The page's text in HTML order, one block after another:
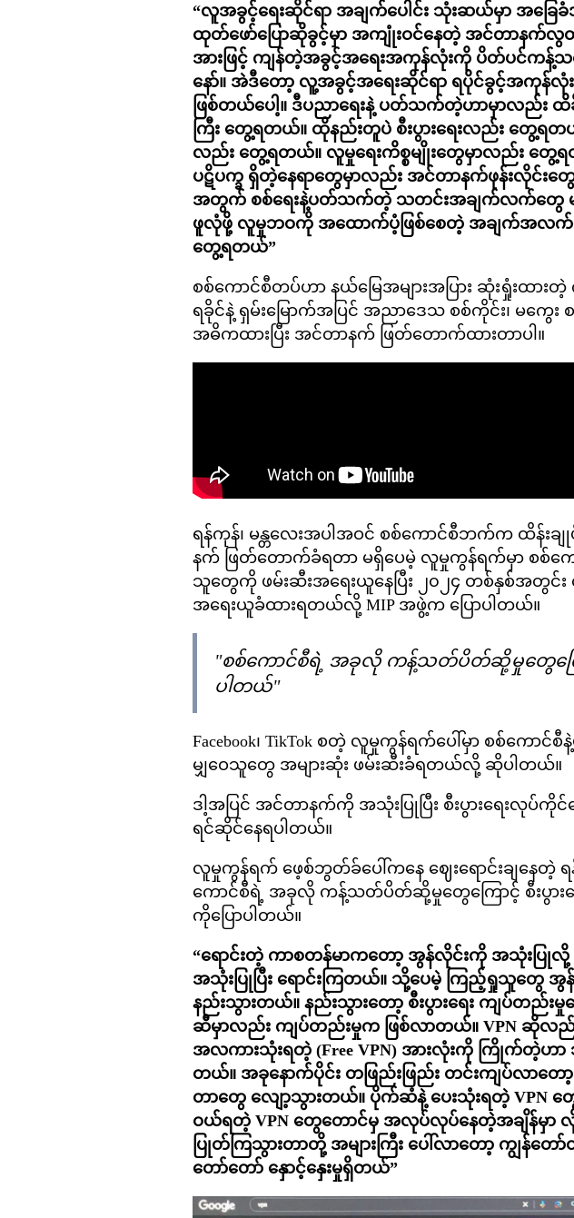
“လူအခွင့်ရေးဆိုင်ရာ အချက်ပေါင်း သုံးဆယ်မှာ အခြ
ထုတ်ဖော်ပြောဆိုခွင့်မှာ အကျုံးဝင်နေတဲ့ အင်တာနက်
အားဖြင့် ကျန်တဲ့အခွင့်အရေးအကုန်လုံးကို ပိတ်ပင်ကန့်
နော်။ အဲဒီတော့ လူ့အခွင့်အရေးဆိုင်ရာ ရပိုင်ခွင့်အကုန်လုံး
ဖြစ်တယ်ပေါ့။ ဒီပညာရေးနဲ့ ပတ်သက်တဲ့ဟာမှာလည်း ထိ
ကြီး တွေ့ရတယ်။ ထိုနည်းတူပဲ စီးပွားရေးလည်း တွေ့ရတယ်။
လည်း တွေ့ရတယ်။ လူမှုရေးကိစ္စမျိုးတွေမှာလည်း တွေ့
ပဋိပက္ခ ရှိတဲ့နေရာတွေမှာလည်း အင်တာနက်ဖုန်းလိုင်းတွ
အတွက် စစ်ရေးနဲ့ပတ်သက်တဲ့ သတင်းအချက်လက်တွေ
ဖူလုံဖို့ လူမှုဘဝကို အထောက်ပံ့ဖြစ်စေတဲ့ အချက်အလက်တွ
တွေ့ရတယ်”
စစ်ကောင်စီတပ်ဟာ နယ်မြေအများအပြား ဆုံးရှုံးထားတဲ့
ရခိုင်နဲ့ ရှမ်းမြောက်အပြင် အညာဒေသ စစ်ကိုင်း၊ မကွ
အဓိကထားပြီး အင်တာနက် ဖြတ်တောက်ထားတာပါ။
ရန်ကုန်၊ မန္တလေးအပါအဝင် စစ်ကောင်စီဘက်က ထိန်း
နက် ဖြတ်တောက်ခံရတာ မရှိပေမဲ့ လူမှုကွန်ရက်မှာ စစ်ကော
သူတွေကို ဖမ်းဆီးအရေးယူနေပြီး ၂၀၂၄ တစ်နှစ်အတွင်း လူ
အရေးယူခံထားရတယ်လို့ MIP အဖွဲ့က ပြောပါတယ်။
"စစ်ကောင်စီရဲ့ အခုလို ကန့်သတ်ပိတ်ဆို့မှုတွေကြေ
ပါတယ်"
Facebook၊ TikTok စတဲ့ လူမှုကွန်ရက်ပေါ်မှာ စစ်ကောင်စီ
မျှဝေသူတွေ အများဆုံး ဖမ်းဆီးခံရတယ်လို့ ဆိုပါတယ်။
ဒါ့အပြင် အင်တာနက်ကို အသုံးပြုပြီး စီးပွားရေးလု
ရင်ဆိုင်နေရပါတယ်။
လူမှုကွန်ရက် ဖေ့စ်ဘွတ်ခ်ပေါ်ကနေ ဈေးရောင်းချနေတဲ့
ကောင်စီရဲ့ အခုလို ကန့်သတ်ပိတ်ဆို့မှုတွေကြောင့် စီးပွား
ကိုပြောပါတယ်။
“ရောင်းတဲ့ ကာစတန်မာကတော့ အွန်လိုင်းကို အသုံးပြု
အသုံးပြုပြီး ရောင်းကြတယ်။ သို့ပေမဲ့ ကြည့်ရှုသူတွေ
နည်းသွားတယ်။ နည်းသွားတော့ စီးပွားရေး ကျပ်တည်
ဆီမှာလည်း ကျပ်တည်းမှုက ဖြစ်လာတယ်။ VPN ဆိုလ
အလကားသုံးရတဲ့ (Free VPN) အားလုံးကို ကြိုက်တဲ့ဟ
တယ်။ အခုနောက်ပိုင်း တဖြည်းဖြည်း တင်းကျပ်လာတော့
တာတွေ လျော့သွားတယ်။ ပိုက်ဆံနဲ့ ပေးသုံးရတဲ့ VPN
ဝယ်ရတဲ့ VPN တွေတောင်မှ အလုပ်လုပ်နေတဲ့အချိန်မှာ
ပြုတ်ကြသွားတာတို့ အများကြီး ပေါ်လာတော့ ကျွန်
တော်တော် နှောင့်နှေးမှုရှိတယ်”